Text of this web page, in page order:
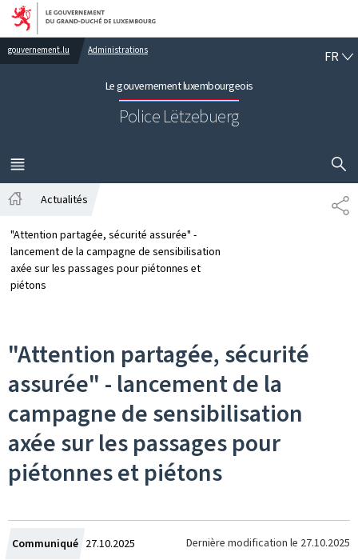
Aller au menu principal
Aller au contenu
gouvernement.lu Administrations
Le gouvernement luxembourgeois
Police Lëtzebuerg
FR
MENU
PRINCIPAL
Actualités
"Attention partagée, sécurité assurée" -
lancement de la campagne de sensibilisation
axée sur les passages pour piétonnes et
piétons
"Attention partagée, sécurité
assurée" - lancement de la
campagne de sensibilisation
axée sur les passages pour
piétonnes et piétons
Communiqué Crée
27.10.2025 Dernière modification le 27.10.2025